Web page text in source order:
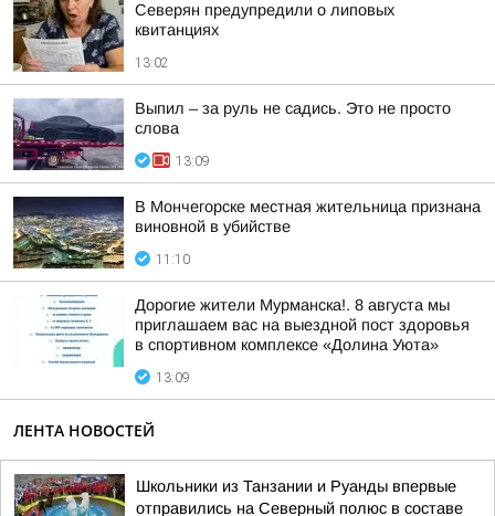
Северян предупредили о липовых
квитанциях
13:02
Выпил – за руль не садись. Это не просто
слова
13:09
В Мончегорске местная жительница признана
виновной в убийстве
11:10
Дорогие жители Мурманска!. 8 августа мы
приглашаем вас на выездной пост здоровья
в спортивном комплексе «Долина Уюта»
13:09
ЛЕНТА НОВОСТЕЙ
Школьники из Танзании и Руанды впервые
отправились на Северный полюс в составе